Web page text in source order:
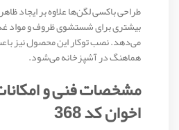
طراحی باکسی لگن‌ها علاوه بر ایجاد
بیشتری برای شستشوی ظروف و مواد
می‌دهد. نصب توکار این محصول نیز
هماهنگ در آشپزخانه می‌شود.
مشخصات فنی و
اخوان کد 368